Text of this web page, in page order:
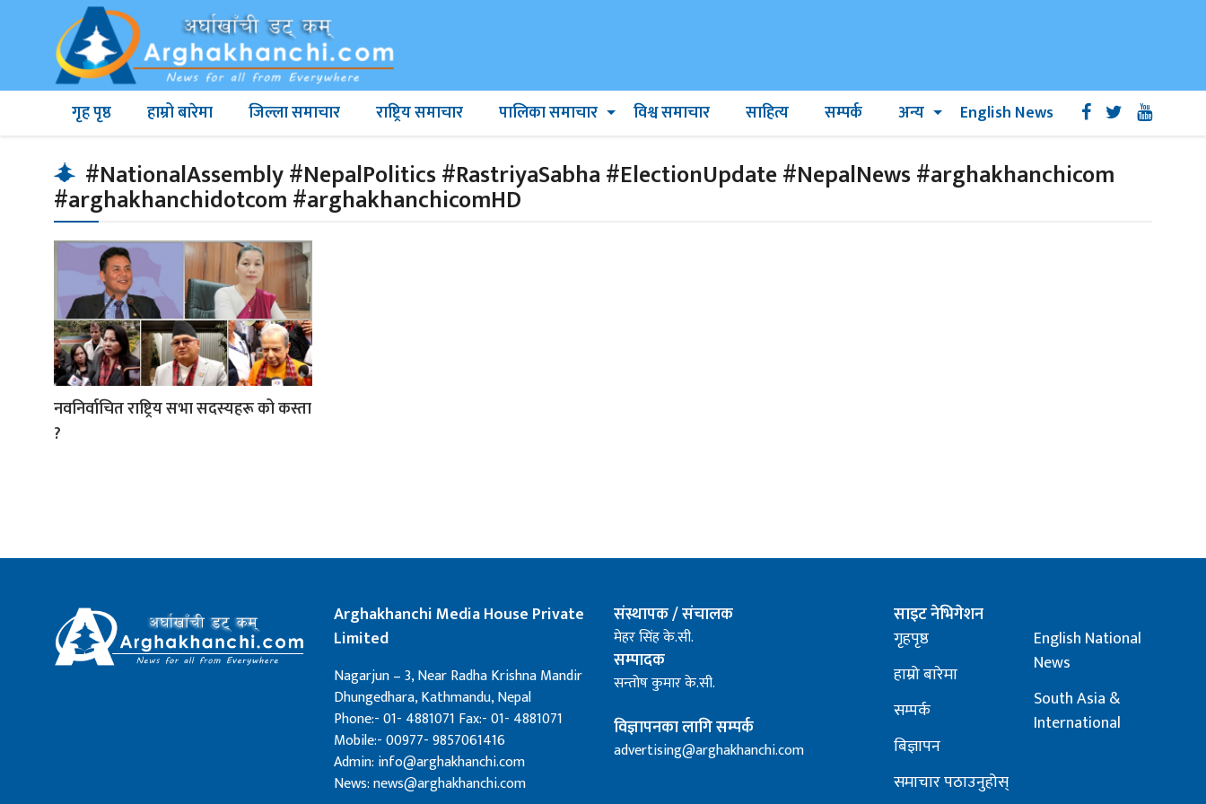
गृह पृष्ठ हाम्रो बारेमा जिल्ला समाचार राष्ट्रिय समाचार पालिका समाचार विश्व समाचार साहित्य सम्पर्क अन्य English News
#NationalAssembly #NepalPolitics #RastriyaSabha #ElectionUpdate #NepalNews #arghakhanchicom
#arghakhanchidotcom #arghakhanchicomHD
नवनिर्वाचित राष्ट्रिय सभा सदस्यहरू को कस्ता
?
Arghakhanchi Media House Private
Limited
Nagarjun – 3, Near Radha Krishna Mandir
Dhungedhara, Kathmandu, Nepal
Phone:- 01- 4881071 Fax:- 01- 4881071
Mobile:- 00977- 9857061416
Admin: info@arghakhanchi.com
News: news@arghakhanchi.com
संस्थापक / संचालक
मेहर सिंह के.सी.
सम्पादक
सन्तोष कुमार के.सी.
विज्ञापनका लागि सम्पर्क
advertising@arghakhanchi.com
साइट नेभिगेशन
गृहपृष्ठ
हाम्रो बारेमा
सम्पर्क
बिज्ञापन
समाचार पठाउनुहोस्
English National
News
South Asia &
International